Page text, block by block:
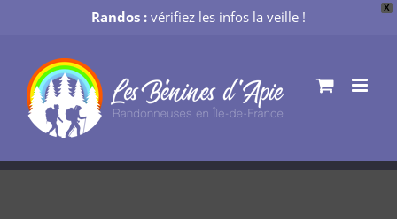
X
Randos : vérifiez les infos la veille !
contenu